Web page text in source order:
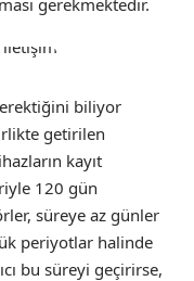
gerekmektedir.
biliyor
getirilen
kayıt
120 gün
süreye az günler
periyotlar halinde
bu süreyi geçirirse,